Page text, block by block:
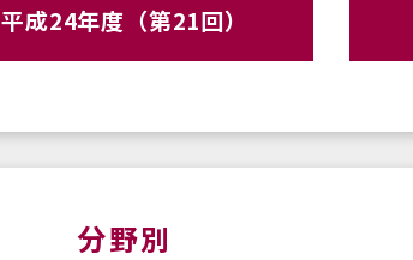
平成24年度（第21回）
分野別